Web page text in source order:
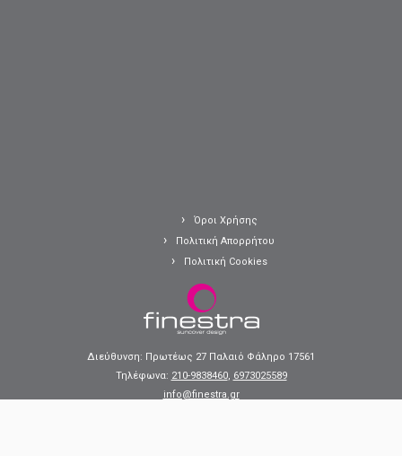
Όροι Χρήσης
Πολιτική Απορρήτου
Πολιτική Cookies
Διεύθυνση: Πρωτέως 27 Παλαιό Φάληρο 17561
Τηλέφωνα: 210-9838460, 6973025589
info@finestra.gr